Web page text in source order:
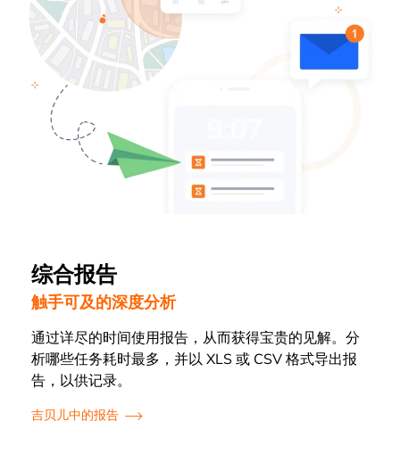
综合报告
触手可及的深度分析
通过详尽的时间使用报告，从而获得宝贵的见解。分
析哪些任务耗时最多，并以 XLS 或 CSV 格式导出报
告，以供记录。
吉贝儿中的报告